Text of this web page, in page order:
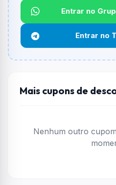
Não informado ou sem limite.
Funciona em qualquer
Não necessariamente.
e alguns vendedores ou
não aceitar cupons.
Entrar no
Entrar no
Mais cupons de
Nenhum outro